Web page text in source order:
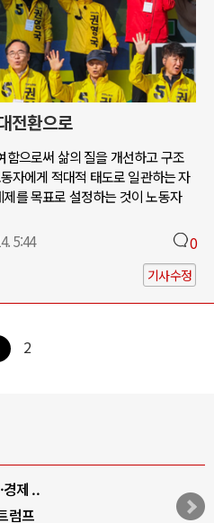
전환으로
으로써 삶의 질을 개선하고 구조
자에게 적대적 태도로 일관하는 자
를 목표로 설정하는 것이 노동자
5:44 0
기사수정
2
시..
영 ..